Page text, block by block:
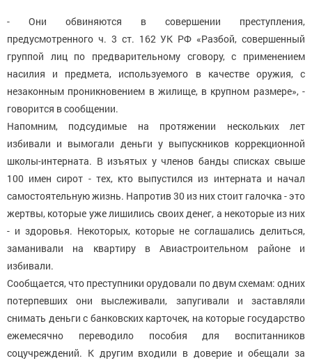
- Они обвиняются в совершении преступления,
предусмотренного ч. 3 ст. 162 УК РФ «Разбой, совершенный
группой лиц по предварительному сговору, с применением
насилия и предмета, используемого в качестве оружия, с
незаконным проникновением в жилище, в крупном размере», -
говорится в сообщении.
Напомним, подсудимые на протяжении нескольких лет
избивали и вымогали деньги у выпускников коррекционной
школы-интерната. В изъятых у членов банды списках свыше
100 имен сирот - тех, кто выпустился из интерната и начал
самостоятельную жизнь. Напротив 30 из них стоит галочка - это
жертвы, которые уже лишились своих денег, а некоторые из них
- и здоровья. Некоторых, которые не соглашались делиться,
заманивали на квартиру в Авиастроительном районе и
избивали.
Сообщается, что преступники орудовали по двум схемам: одних
потерпевших они выслеживали, запугивали и заставляли
снимать деньги с банковских карточек, на которые государство
ежемесячно переводило пособия для воспитанников
соцучреждений. К другим входили в доверие и обещали за